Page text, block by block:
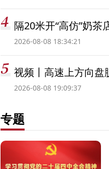
隔20米开“高仿”奶
2026-08-08 18:34:21
视频丨高速上方向盘
2026-08-08 19:09:37
专题